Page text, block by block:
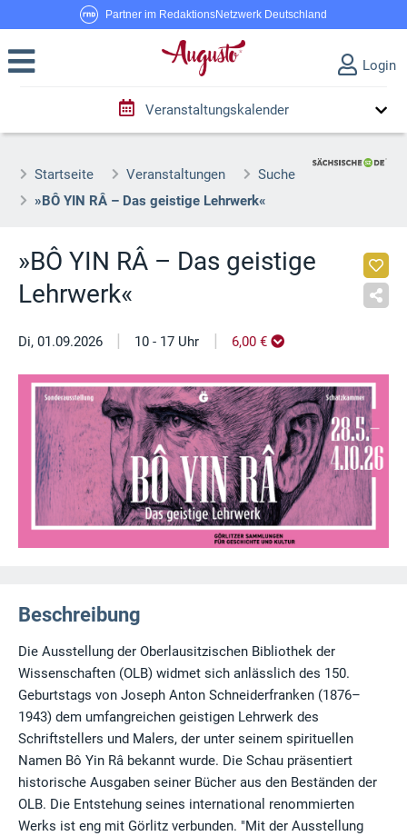
Partner im RedaktionsNetzwerk Deutschland
Login
Veranstaltungskalender
Startseite Veranstaltungen
Suche
»BÔ YIN RÂ – Das geistige Lehrwerk«
»BÔ YIN RÂ – Das geistige
Lehrwerk«
Di, 01.09.2026 | 10 - 17 Uhr | 6,00 €
Beschreibung
Die Ausstellung der Oberlausitzischen Bibliothek der
Wissenschaften (OLB) widmet sich anlässlich des 150.
Geburtstags von Joseph Anton Schneiderfranken (1876–
1943) dem umfangreichen geistigen Lehrwerk des
Schriftstellers und Malers, der unter seinem spirituellen
Namen Bô Yin Râ bekannt wurde. Die Schau präsentiert
historische Ausgaben seiner Bücher aus den Beständen der
OLB. Die Entstehung seines international renommierten
Werks ist eng mit Görlitz verbunden. "Mit der Ausstellung